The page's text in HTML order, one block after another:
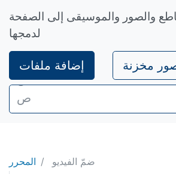
والصور والموسيقى إلى الصفحة
لدمجها
إضافة ملفات مخزنة
المحرر
ضمّ الفيديو